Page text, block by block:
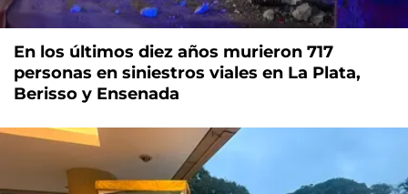
En los últimos diez años murieron 717
personas en siniestros viales en La Plata,
Berisso y Ensenada